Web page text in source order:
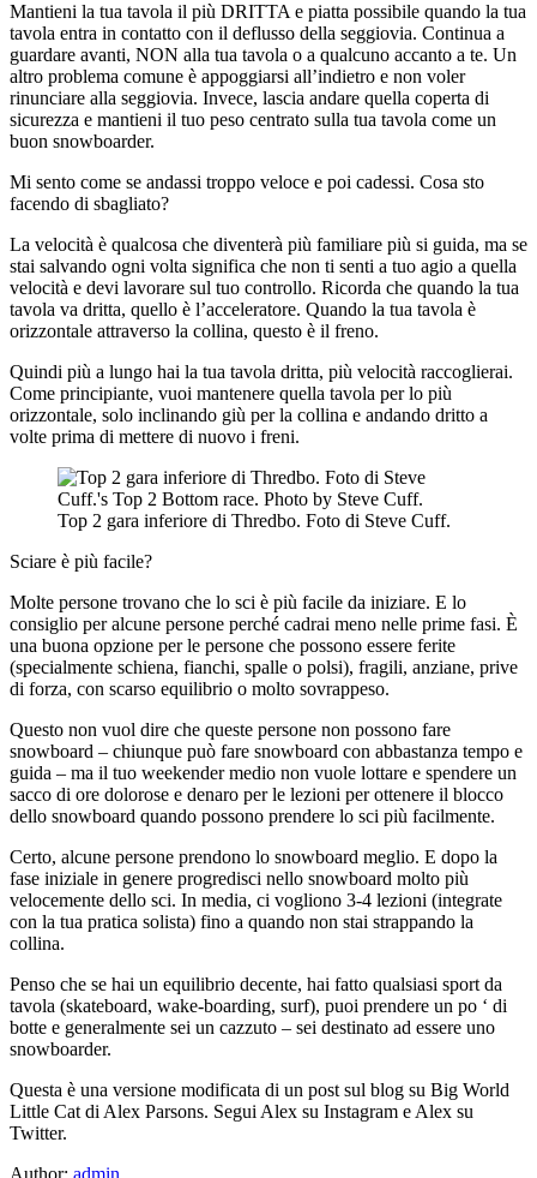
Mantieni la tua tavola il più DRITTA e piatta possibile quando la tua
tavola entra in contatto con il deflusso della seggiovia. Continua a
guardare avanti, NON alla tua tavola o a qualcuno accanto a te. Un
altro problema comune è appoggiarsi all’indietro e non voler
rinunciare alla seggiovia. Invece, lascia andare quella coperta di
sicurezza e mantieni il tuo peso centrato sulla tua tavola come un
buon snowboarder.
Mi sento come se andassi troppo veloce e poi cadessi. Cosa sto
facendo di sbagliato?
La velocità è qualcosa che diventerà più familiare più si guida, ma se
stai salvando ogni volta significa che non ti senti a tuo agio a quella
velocità e devi lavorare sul tuo controllo. Ricorda che quando la tua
tavola va dritta, quello è l’acceleratore. Quando la tua tavola è
orizzontale attraverso la collina, questo è il freno.
Quindi più a lungo hai la tua tavola dritta, più velocità raccoglierai.
Come principiante, vuoi mantenere quella tavola per lo più
orizzontale, solo inclinando giù per la collina e andando dritto a
volte prima di mettere di nuovo i freni.
Top 2 gara inferiore di Thredbo. Foto di Steve Cuff.
Sciare è più facile?
Molte persone trovano che lo sci è più facile da iniziare. E lo
consiglio per alcune persone perché cadrai meno nelle prime fasi. È
una buona opzione per le persone che possono essere ferite
(specialmente schiena, fianchi, spalle o polsi), fragili, anziane, prive
di forza, con scarso equilibrio o molto sovrappeso.
Questo non vuol dire che queste persone non possono fare
snowboard – chiunque può fare snowboard con abbastanza tempo e
guida – ma il tuo weekender medio non vuole lottare e spendere un
sacco di ore dolorose e denaro per le lezioni per ottenere il blocco
dello snowboard quando possono prendere lo sci più facilmente.
Certo, alcune persone prendono lo snowboard meglio. E dopo la
fase iniziale in genere progredisci nello snowboard molto più
velocemente dello sci. In media, ci vogliono 3-4 lezioni (integrate
con la tua pratica solista) fino a quando non stai strappando la
collina.
Penso che se hai un equilibrio decente, hai fatto qualsiasi sport da
tavola (skateboard, wake-boarding, surf), puoi prendere un po ‘ di
botte e generalmente sei un cazzuto – sei destinato ad essere uno
snowboarder.
Questa è una versione modificata di un post sul blog su Big World
Little Cat di Alex Parsons. Segui Alex su Instagram e Alex su
Twitter.
Author: admin